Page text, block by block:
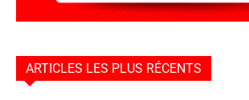
ARTICLES LES PLUS RÉCENTS